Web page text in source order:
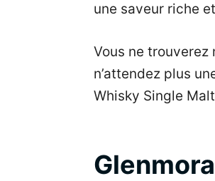
une saveur riche
Vous ne
n’attendez plus
Whisky Single